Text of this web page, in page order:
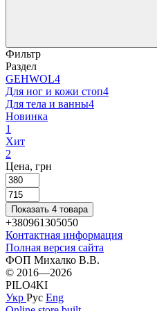
Фильтр
Раздел
GEHWOL4
Для ног и кожи стоп4
Для тела и ванны4
Новинка
1
Хит
2
Цена, грн
Показать 4 товара
+380961305050
Контактная информация
Полная версия сайта
ФОП Михалко В.В.
© 2016—2026
PILO4KI
Укр Рус Eng